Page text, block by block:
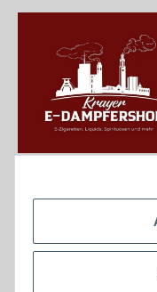
Krayerstraße 249
Tel.:0201555402
info@krayer-